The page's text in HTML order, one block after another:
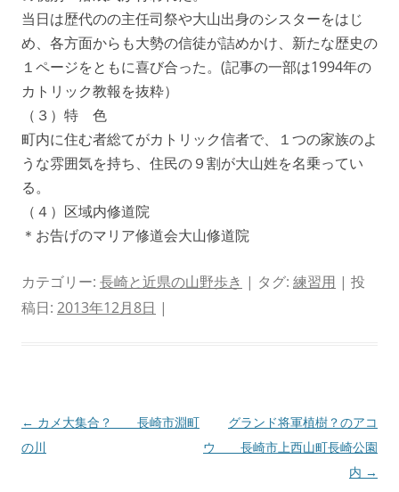
当日は歴代のの主任司祭や大山出身のシスターをはじ
め、各方面からも大勢の信徒が詰めかけ、新たな歴史の
１ページをともに喜び合った。(記事の一部は1994年の
カトリック教報を抜粋）
（３）特 色
町内に住む者総てがカトリック信者で、１つの家族のよ
うな雰囲気を持ち、住民の９割が大山姓を名乗ってい
る。
（４）区域内修道院
＊お告げのマリア修道会大山修道院
カテゴリー: 長崎と近県の山野歩き | タグ: 練習用 | 投
稿日: 2013年12月8日 |
投
稿
← カメ大集合？ 長崎市淵町
の川
グランド将軍植樹？のアコ
ウ 長崎市上西山町長崎公園
内 →